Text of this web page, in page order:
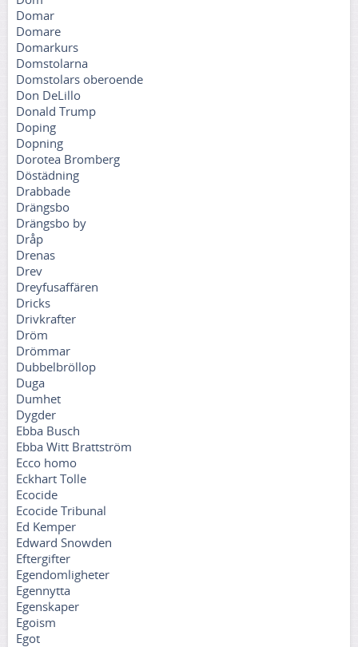
Domar
Domare
Domarkurs
Domstolarna
Domstolars oberoende
Don DeLillo
Donald Trump
Doping
Dopning
Dorotea Bromberg
Döstädning
Drabbade
Drängsbo
Drängsbo by
Dråp
Drenas
Drev
Dreyfusaffären
Dricks
Drivkrafter
Dröm
Drömmar
Dubbelbröllop
Duga
Dumhet
Dygder
Ebba Busch
Ebba Witt Brattström
Ecco homo
Eckhart Tolle
Ecocide
Ecocide Tribunal
Ed Kemper
Edward Snowden
Eftergifter
Egendomligheter
Egennytta
Egenskaper
Egoism
Egot